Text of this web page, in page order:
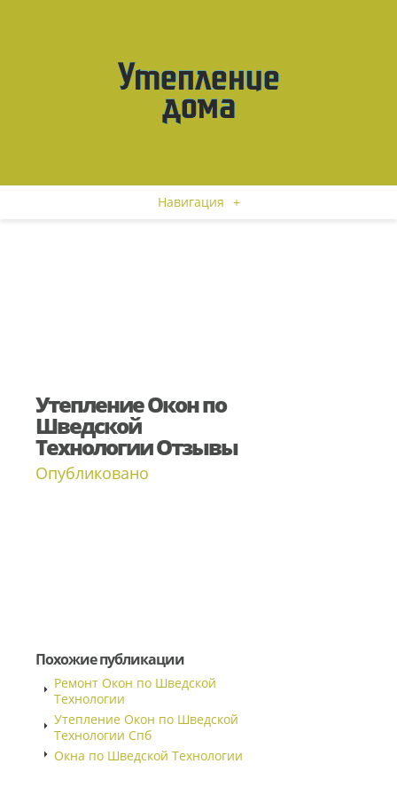
Навигация +
Утепление Окон по
Шведской
Технологии Отзывы
Опубликовано
Похожие публикации
Ремонт Окон по Шведской
Технологии
Утепление Окон по Шведской
Технологии Спб
Окна по Шведской Технологии